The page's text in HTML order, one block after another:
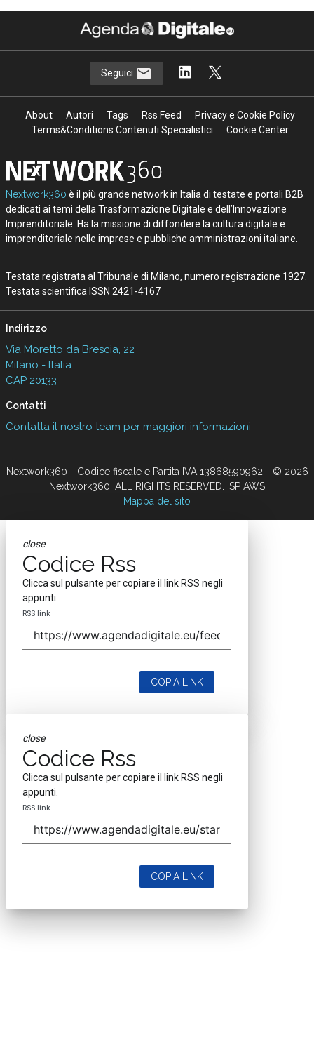
Seguici
About Autori Tags Rss Feed
Privacy e Cookie Policy
Terms&Conditions Contenuti Specialistici
Cookie Center
Nextwork360 è il più grande network in Italia di testate e portali B2B
dedicati ai temi della Trasformazione Digitale e dell’Innovazione
Imprenditoriale. Ha la missione di diffondere la cultura digitale e
imprenditoriale nelle imprese e pubbliche amministrazioni italiane.
Testata registrata al Tribunale di Milano, numero registrazione 1927.
Testata scientifica ISSN 2421-4167
Indirizzo
Via Moretto da Brescia, 22
Milano - Italia
CAP 20133
Contatti
Contatta il nostro team per maggiori informazioni
Nextwork360 - Codice fiscale e Partita IVA 13868590962 - © 2026
Nextwork360. ALL RIGHTS RESERVED. ISP AWS
Mappa del sito
close
Codice Rss
Clicca sul pulsante per copiare il link RSS negli
appunti.
RSS link
COPIA LINK
close
Codice Rss
Clicca sul pulsante per copiare il link RSS negli
appunti.
RSS link
COPIA LINK